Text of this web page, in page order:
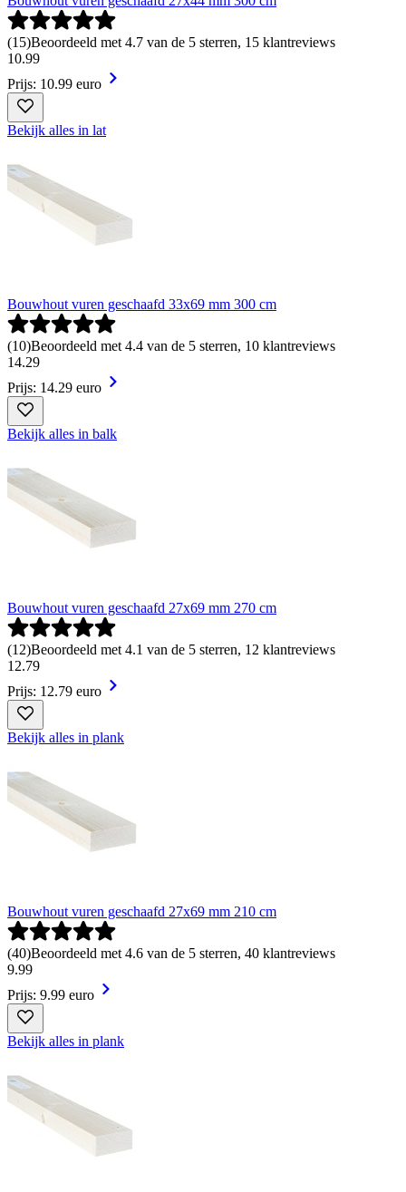
(15)Beoordeeld met 4.7 van de 5 sterren, 15 klantreviews
10.99
Prijs: 10.99 euro
Bekijk alles in lat
Bouwhout vuren geschaafd 33x69 mm 300 cm
(10)Beoordeeld met 4.4 van de 5 sterren, 10 klantreviews
14.29
Prijs: 14.29 euro
Bekijk alles in balk
Bouwhout vuren geschaafd 27x69 mm 270 cm
(12)Beoordeeld met 4.1 van de 5 sterren, 12 klantreviews
12.79
Prijs: 12.79 euro
Bekijk alles in plank
Bouwhout vuren geschaafd 27x69 mm 210 cm
(40)Beoordeeld met 4.6 van de 5 sterren, 40 klantreviews
9.99
Prijs: 9.99 euro
Bekijk alles in plank